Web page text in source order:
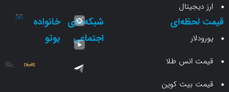
انس طلا
بیت کوین
شبکه‌های خانواده
یوتو